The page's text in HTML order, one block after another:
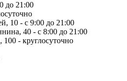
до 21:00
10 - с 9:00 до 21:00
40 - с 8:00 до 21:00
100 - круглосуточно